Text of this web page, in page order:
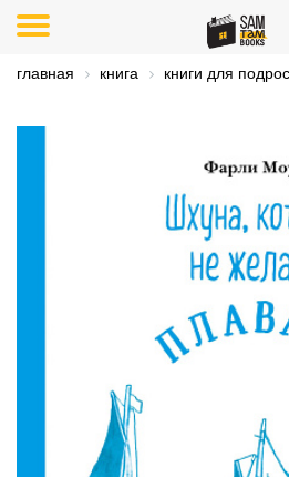
главная книга книги для